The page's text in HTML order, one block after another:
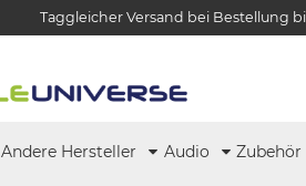
Taggleicher Versand bei Bestellung
Andere Hersteller Audio Zubehör